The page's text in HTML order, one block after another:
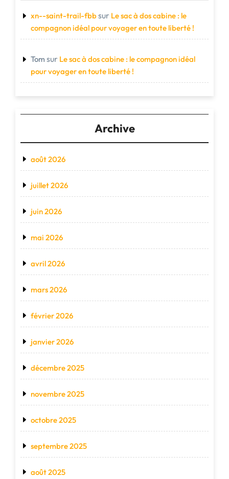
xn--saint-trail-fbbsur Le sac à dos cabine : le
compagnon idéal pour voyager en toute liberté !
Tom sur Le sac à dos cabine : le compagnon idéal
pour voyager en toute liberté !
Archive
août 2026
juillet 2026
juin 2026
mai 2026
avril 2026
mars 2026
février 2026
janvier 2026
décembre 2025
novembre 2025
octobre 2025
septembre 2025
août 2025